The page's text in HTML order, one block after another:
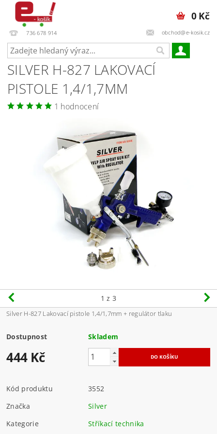
736 678 914 obchod@e-kosik.cz
0 Kč
SILVER H-827 LAKOVACÍ
PISTOLE 1,4/1,7MM
1 hodnocení
1 z 3
Silver H-827 Lakovací pistole 1,4/1,7mm + regulátor tlaku
Dostupnost Skladem
444 Kč
Kód produktu
3552
Značka
Silver
Kategorie
Stříkací technika